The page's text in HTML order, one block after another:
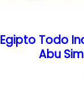
Egipto Todo
Abu